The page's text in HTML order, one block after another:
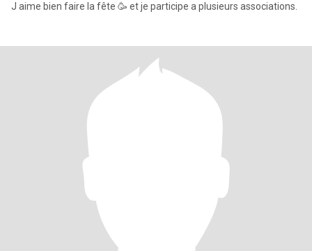
J aime bien faire la fête 🥳 et je participe a plusieurs associations.